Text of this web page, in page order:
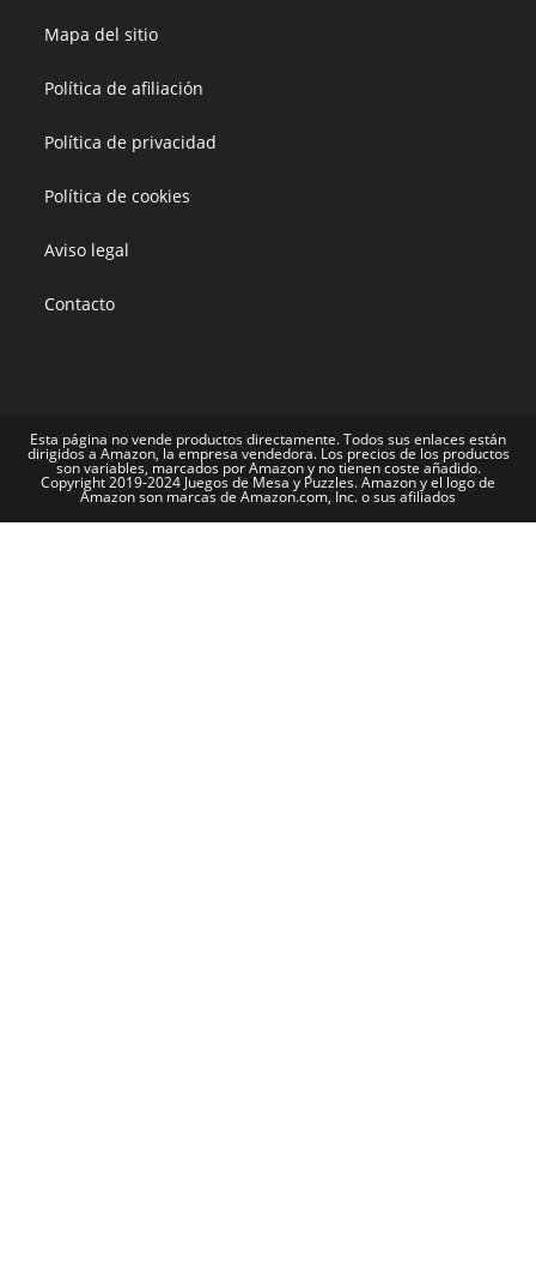
Mapa del sitio
Política de afiliación
Política de privacidad
Política de cookies
Aviso legal
Contacto
Esta página no vende productos directamente. Todos sus enlaces están
dirigidos a Amazon, la empresa vendedora. Los precios de los productos
son variables, marcados por Amazon y no tienen coste añadido.
Copyright 2019-2024 Juegos de Mesa y Puzzles. Amazon y el logo de
Amazon son marcas de Amazon.com, Inc. o sus afiliados